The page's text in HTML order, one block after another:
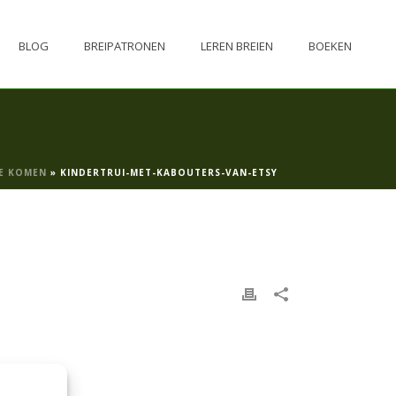
BLOG BREIPATRONEN LEREN BREIEN BOEKEN
KOMEN » KINDERTRUI-MET-KABOUTERS-VAN-ETSY